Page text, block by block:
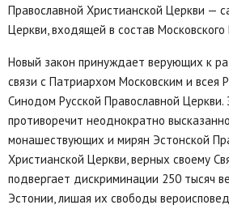
Православной Христианской Церкви —
Церкви, входящей в состав
Новый закон принуждает верующих к
связи с Патриархом Московским и всея
Синодом Русской Православной
противоречит неоднократно
монашествующих и мирян Эстонской
Христианской Церкви, верных своему
подвергает дискриминации 250 тысяч
Эстонии, лишая их свободы